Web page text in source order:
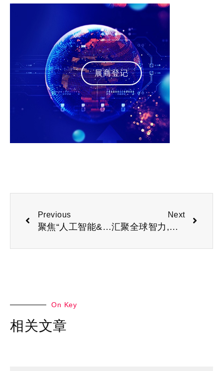
展商登记
Previous
聚焦“人工智能&机器人+” 彰显科创实力—本届高交会亮点纷呈
Next
汇聚全球智力,共启长三角AI新征程“2026杭州人工智能展会”
On Key
相关文章